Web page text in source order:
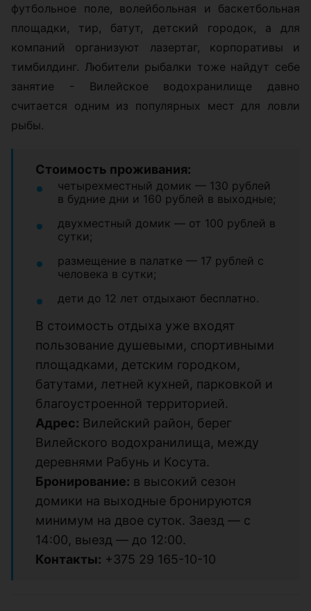
футбольное поле, волейбольная и баскетбольная
площадки, тир, батут, детский городок, а для
компаний организуют лазертаг, корпоративы и
тимбилдинг. Любители рыбалки тоже найдут себе
занятие - Вилейское водохранилище давно
считается одним из популярных мест для ловли
рыбы.
Стоимость проживания:
четырехместный домик — 130 рублей
в будние дни и 160 рублей в выходные;
двухместный домик — от 100 рублей в
сутки;
размещение в палатке — 17 рублей с
человека в сутки;
дети до 12 лет отдыхают бесплатно.
В стоимость отдыха уже входят
пользование душевыми, спортивными
площадками, детским городком,
батутами, летней кухней, парковкой и
благоустроенной территорией.
Адрес: Вилейский район, берег
Вилейского водохранилища, между
деревнями Рабунь и Косута.
Бронирование: в высокий сезон
домики на выходные бронируются
минимум на двое суток. Заезд — с
14:00, выезд — до 12:00.
Контакты: +375 29 165-10-10